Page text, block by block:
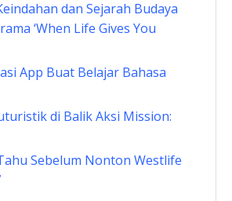
dan Sejarah Budaya
‘When Life Gives You
App Buat Belajar Bahasa
di Balik Aksi Mission:
Sebelum Nonton Westlife